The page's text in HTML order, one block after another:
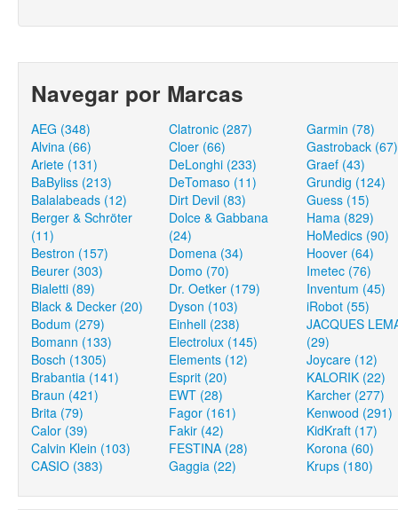
Navegar por Marcas
AEG (348)
Alvina (66)
Ariete (131)
BaByliss (213)
Balalabeads (12)
Berger & Schröter
(11)
Bestron (157)
Beurer (303)
Bialetti (89)
Black & Decker (20)
Bodum (279)
Bomann (133)
Bosch (1305)
Brabantia (141)
Braun (421)
Brita (79)
Calor (39)
Calvin Klein (103)
CASIO (383)
Clatronic (287)
Cloer (66)
DeLonghi (233)
DeTomaso (11)
Dirt Devil (83)
Dolce & Gabbana
(24)
Domena (34)
Domo (70)
Dr. Oetker (179)
Dyson (103)
Einhell (238)
Electrolux (145)
Elements (12)
Esprit (20)
EWT (28)
Fagor (161)
Fakir (42)
FESTINA (28)
Gaggia (22)
Garmin (78)
Gastroback (67)
Graef (43)
Grundig (124)
Guess (15)
Hama (829)
HoMedics (90)
Hoover (64)
Imetec (76)
Inventum (45)
iRobot (55)
JACQUES
(29)
Joycare (12)
KALORIK (22)
Karcher (277)
Kenwood (291)
KidKraft (17)
Korona (60)
Krups (180)